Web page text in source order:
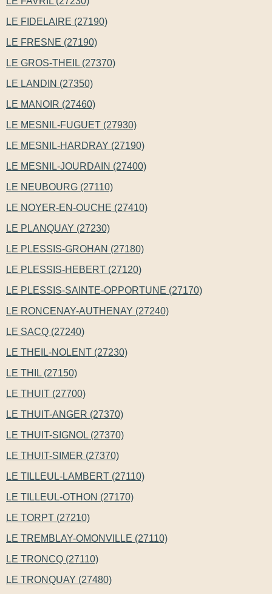
LE FIDELAIRE (27190)
LE FRESNE (27190)
LE GROS-THEIL (27370)
LE LANDIN (27350)
LE MANOIR (27460)
LE MESNIL-FUGUET (27930)
LE MESNIL-HARDRAY (27190)
LE MESNIL-JOURDAIN (27400)
LE NEUBOURG (27110)
LE NOYER-EN-OUCHE (27410)
LE PLANQUAY (27230)
LE PLESSIS-GROHAN (27180)
LE PLESSIS-HEBERT (27120)
LE PLESSIS-SAINTE-OPPORTUNE (27170)
LE RONCENAY-AUTHENAY (27240)
LE SACQ (27240)
LE THEIL-NOLENT (27230)
LE THIL (27150)
LE THUIT (27700)
LE THUIT-ANGER (27370)
LE THUIT-SIGNOL (27370)
LE THUIT-SIMER (27370)
LE TILLEUL-LAMBERT (27110)
LE TILLEUL-OTHON (27170)
LE TORPT (27210)
LE TREMBLAY-OMONVILLE (27110)
LE TRONCQ (27110)
LE TRONQUAY (27480)